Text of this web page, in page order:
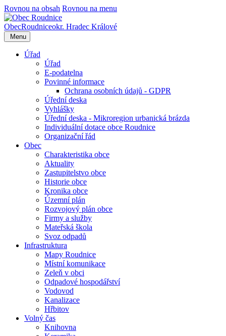
Rovnou na obsah Rovnou na menu
ObecRoudniceokr. Hradec Králové
Menu
Úřad
Úřad
E-podatelna
Povinné informace
Ochrana osobních údajů - GDPR
Úřední deska
Vyhlášky
Úřední deska - Mikroregion urbanická brázda
Individuální dotace obce Roudnice
Organizační řád
Obec
Charakteristika obce
Aktuality
Zastupitelstvo obce
Historie obce
Kronika obce
Územní plán
Rozvojový plán obce
Firmy a služby
Mateřská škola
Svoz odpadů
Infrastruktura
Mapy Roudnice
Místní komunikace
Zeleň v obci
Odpadové hospodářství
Vodovod
Kanalizace
Hřbitov
Volný čas
Knihovna